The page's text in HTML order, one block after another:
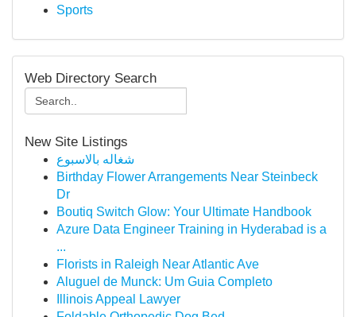
Sports
Web Directory Search
New Site Listings
شغاله بالاسبوع
Birthday Flower Arrangements Near Steinbeck
Dr
Boutiq Switch Glow: Your Ultimate Handbook
Azure Data Engineer Training in Hyderabad is a
...
Florists in Raleigh Near Atlantic Ave
Aluguel de Munck: Um Guia Completo
Illinois Appeal Lawyer